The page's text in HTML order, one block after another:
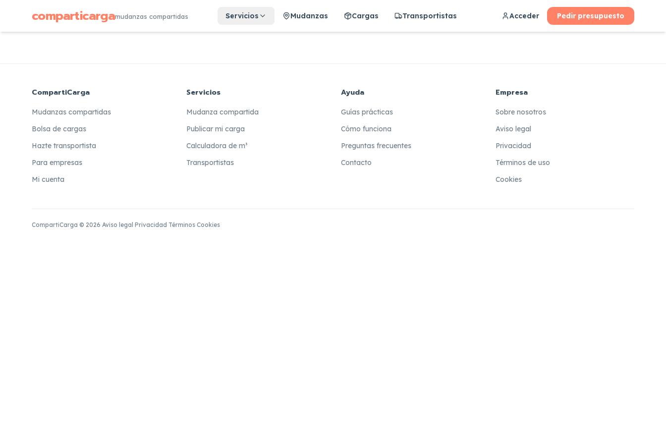
comparticargamudanzas compartidas Servicios Mudanzas Cargas Transportistas Acceder Pedir presupuesto
CompartiCarga
Mudanzas compartidas
Bolsa de cargas
Hazte transportista
Para empresas
Mi cuenta
Servicios
Mudanza compartida
Publicar mi carga
Calculadora de m³
Transportistas
Ayuda
Guías prácticas
Cómo funciona
Preguntas frecuentes
Contacto
Empresa
Sobre nosotros
Aviso legal
Privacidad
Términos de uso
Cookies
CompartiCarga © 2026·Aviso legal ·Privacidad ·Términos·Cookies